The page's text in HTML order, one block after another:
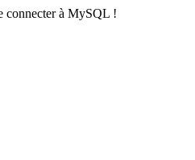
connecter à MySQL !